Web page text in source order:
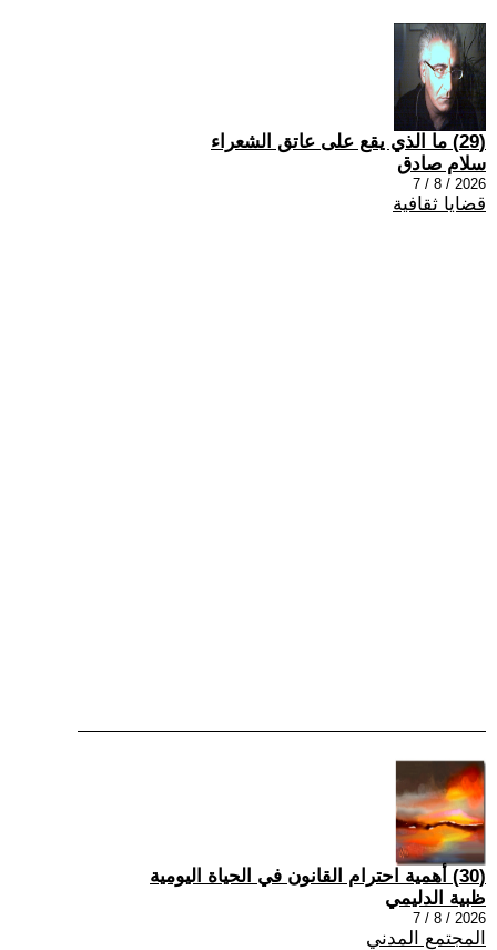
(29) ما الذي يقع على عاتق الشعراء
سلام صادق
2026 / 8 / 7
قضايا ثقافية
(30) أهمية احترام القانون في الحياة اليومية
ظبية الدليمي
2026 / 8 / 7
المجتمع المدني